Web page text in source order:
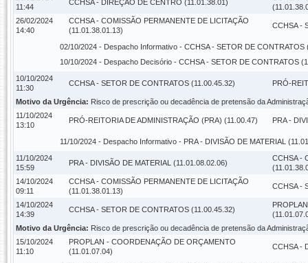
11:44
CCHSA - DIREÇÃO DE CENTRO (11.01.38.01)
26/02/2024
14:40
CCHSA - COMISSÃO PERMANENTE DE LICITAÇÃO
(11.01.38.01.13)
CCHSA -
02/10/2024 - Despacho Informativo - CCHSA - SETOR DE CONTRATOS
10/10/2024 - Despacho Decisório - CCHSA - SETOR DE CONTRATOS
10/10/2024
11:30
CCHSA - SETOR DE CONTRATOS (11.00.45.32) PRÓ-
Motivo da Urgência: Risco de prescrição ou decadência de pretensão da
11/10/2024
13:10
PRÓ-REITORIA DE ADMINISTRAÇÃO (PRA) (11.00.47) PRA -
11/10/2024 - Despacho Informativo - PRA - DIVISÃO DE MATERIAL
11/10/2024
15:59
PRA - DIVISÃO DE MATERIAL (11.01.08.02.06)
CCHSA -
14/10/2024
09:11
CCHSA - COMISSÃO PERMANENTE DE LICITAÇÃO
(11.01.38.01.13)
CCHSA -
14/10/2024
14:39
CCHSA - SETOR DE CONTRATOS (11.00.45.32)
Motivo da Urgência: Risco de prescrição ou decadência de pretensão da
15/10/2024
11:10
PROPLAN - COORDENAÇÃO DE ORÇAMENTO
(11.01.07.04)
CCHSA -